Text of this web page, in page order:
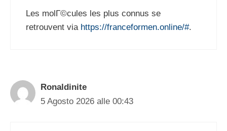
Les molГ©cules les plus connus se
retrouvent via https://franceformen.online/#.
Ronaldinite
5 Agosto 2026 alle 00:43